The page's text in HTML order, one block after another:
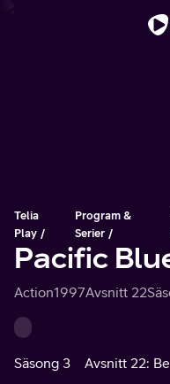
Telia
Play
Program &
Serier
Pacific
Action1997Avsnitt 22
Säsong 3 Avsnitt 22: